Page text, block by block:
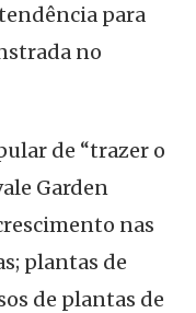
para
no
de “trazer o
Garden
nas
plantas de
de plantas de